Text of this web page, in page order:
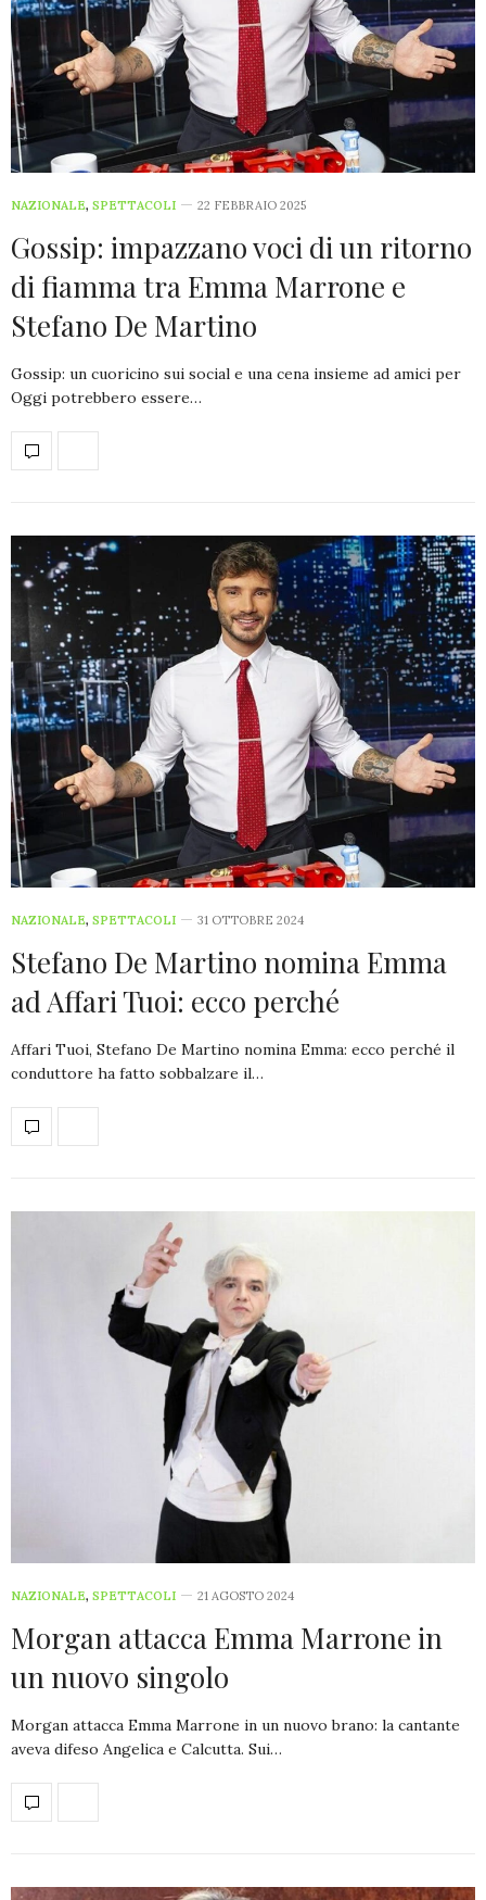
NAZIONALE, SPETTACOLI 22 FEBBRAIO 2025
Gossip: impazzano voci di un ritorno
di fiamma tra Emma Marrone e
Stefano De Martino
Gossip: un cuoricino sui social e una cena insieme ad amici per
Oggi potrebbero essere…
NAZIONALE, SPETTACOLI 31 OTTOBRE 2024
Stefano De Martino nomina Emma
ad Affari Tuoi: ecco perché
Affari Tuoi, Stefano De Martino nomina Emma: ecco perché il
conduttore ha fatto sobbalzare il…
NAZIONALE, SPETTACOLI 21 AGOSTO 2024
Morgan attacca Emma Marrone in
un nuovo singolo
Morgan attacca Emma Marrone in un nuovo brano: la cantante
aveva difeso Angelica e Calcutta. Sui…